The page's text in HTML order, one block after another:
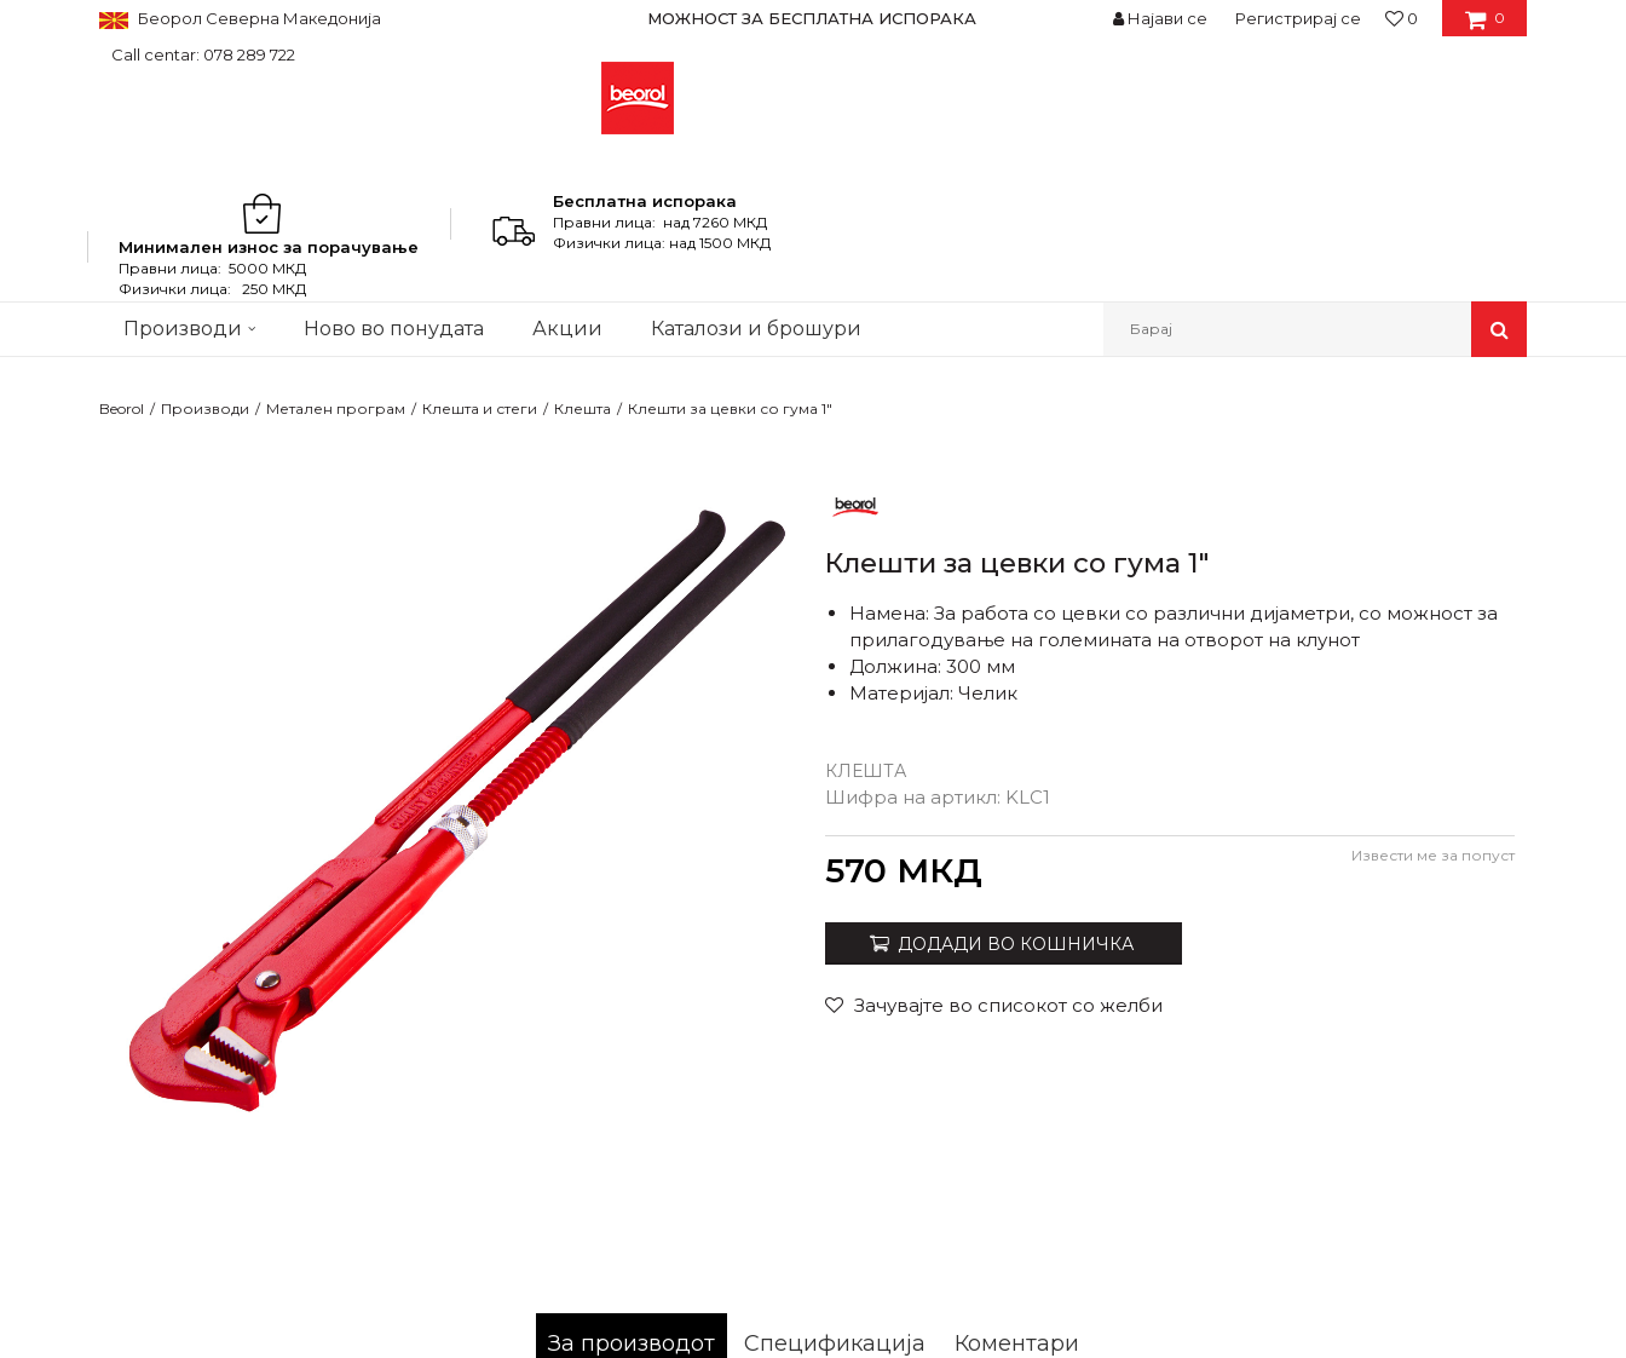
Беорол Северна Македонија
Call centar: 078 289 722
МОЖНОСТ ЗА БЕСПЛАТНА ИСПОРАКА 0
0
Најави се Регистрирај се
Минимален износ за порачување
Правни лица: 5000 МКД
Физички лица: 250 МКД
Бесплатна испорака
Правни лица: над 7260 МКД
Физички лица: над 1500 МКД
Производи Ново во понудата Акции Каталози и брошури Барај
Beorol Производи Метален програм Клешта и стеги Клешта Клешти за цевки со гума 1"
Клешти за цевки со гума 1"
КЛЕШТА
Шифра на артикл: KLC1
Намена: За работа со цевки со различни дијаметри, со можност за
прилагодување на големината на отворот на клунот
Должина: 300 мм
Материјал: Челик
570 МКД Извести ме за попуст
ДОДАДИ ВО КОШНИЧКА
Зачувајте во списокот со желби
За производот Спецификација Коментари